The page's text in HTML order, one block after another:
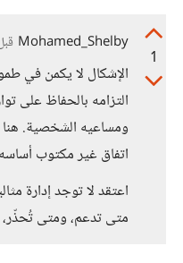
1
Mohamed_Shelby
الإشكال لا يكمن في
التزامه بالحفاظ على
ومساعيه الشخصية. هنا
اتفاق غير مكتوب
اعتقد لا توجد إدارة
متى تدعم، ومتى